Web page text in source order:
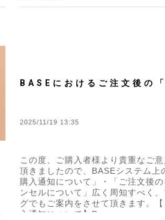
BASEにおけるご注文後の「
2025/11/19 13:35
この度、ご購入者様より貴重なご意
頂きましたので、BASEシステム上
購入通知について」・「ご注文後の
ンセルについて」広く周知すべく、
グでもご案内をさせて頂きます。
入通知について】B...